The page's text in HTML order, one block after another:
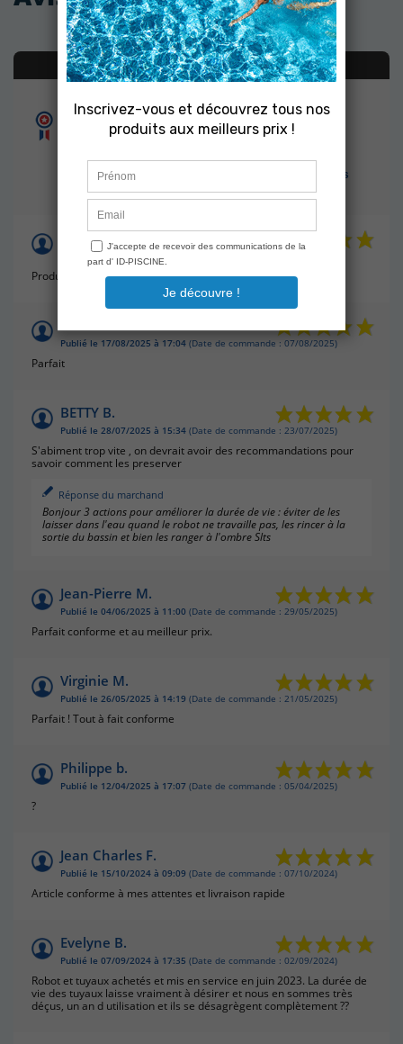
AVIS À PROPOS DU PRODUIT
9
Basé sur 27 avis
Christine B.
Publié le 21/07/2026 à 16:33
Produit identique à l'original
Publié le 17/08/2025 à 17:04 (Date de commande : 07/08/2025)
Parfait
BETTY B.
Publié le 28/07/2025 à 15:34 (Date de commande : 23/07/2025)
S'abiment trop vite , on devrait avoir des recommandations pour
savoir comment les preserver
Réponse du marchand
Bonjour 3 actions pour améliorer la durée de vie : éviter de les
laisser dans l'eau quand le robot ne travaille pas, les rincer à la
sortie du bassin et bien les ranger à l'ombre Slts
Jean-Pierre M.
Publié le 04/06/2025 à 11:00 (Date de commande : 29/05/2025)
Parfait conforme et au meilleur prix.
Virginie M.
Publié le 26/05/2025 à 14:19 (Date de commande : 21/05/2025)
Parfait ! Tout à fait conforme
Philippe b.
Publié le 12/04/2025 à 17:07 (Date de commande : 05/04/2025)
?
Jean Charles F.
Publié le 15/10/2024 à 09:09 (Date de commande : 07/10/2024)
Article conforme à mes attentes et livraison rapide
Evelyne B.
Publié le 07/09/2024 à 17:35 (Date de commande : 02/09/2024)
Robot et tuyaux achetés et mis en service en juin 2023. La durée de
vie des tuyaux laisse vraiment à désirer et nous en sommes très
déçus, un an d utilisation et ils se désagrègent complètement ??